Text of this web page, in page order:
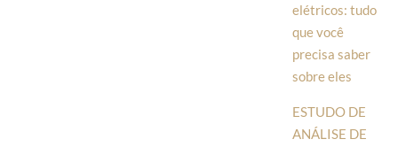
elétricos: tudo
que você
precisa saber
sobre eles
ESTUDO DE
ANÁLISE DE